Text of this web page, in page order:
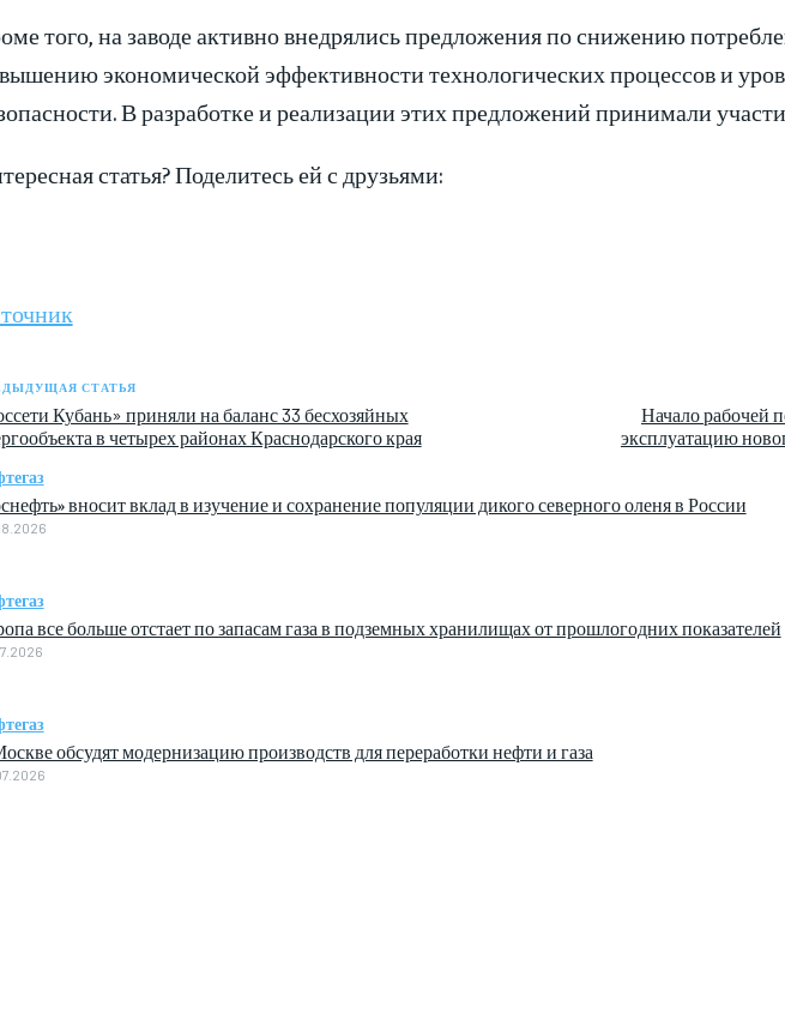
того, на заводе активно внедрялись предложения по снижению
экономической эффективности технологических процессов и
В разработке и реализации этих предложений принимали
статья? Поделитесь ей с друзьями:
СТАТЬЯ
Кубань» приняли на баланс 33 бесхозяйных
в четырех районах Краснодарского края
Начало рабочей
эксплуатацию
вносит вклад в изучение и сохранение популяции дикого северного оленя в России
все больше отстает по запасам газа в подземных хранилищах от прошлогодних показателей
обсудят модернизацию производств для переработки нефти и газа